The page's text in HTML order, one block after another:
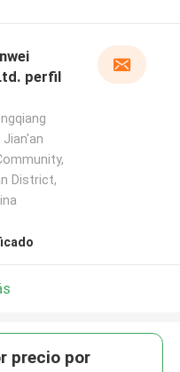
perfil
Jian'an
District,
precio por